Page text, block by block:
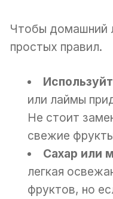
Чтобы домашний
простых правил.
или лаймы
Не стоит
свежие
Сахар или
легкая
фруктов, но